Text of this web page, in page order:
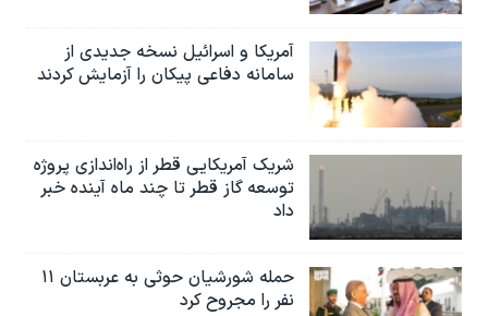
آمریکا و اسرائیل نسخه جدیدی از
سامانه دفاعی پیکان را آزمایش کردند
شریک آمریکایی قطر از راه‌اندازی پروژه
توسعه گاز قطر تا چند ماه آینده خبر
داد
حمله شورشیان حوثی به عربستان ۱۱
نفر را مجروح کرد